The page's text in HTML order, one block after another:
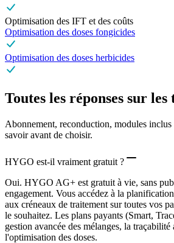
Optimisation des IFT et des coûts
Optimisation des doses fongicides
Optimisation des doses herbicides
Toutes les réponses sur
Abonnement, reconduction, modules
savoir avant de choisir.
HYGO est-il vraiment gratuit ?
Oui. HYGO AG+ est gratuit à vie, sans
engagement. Vous accédez à la
aux créneaux de traitement sur toutes vos
le souhaitez. Les plans payants (Smart,
gestion avancée des mélanges, la traçabilité
l'optimisation des doses.